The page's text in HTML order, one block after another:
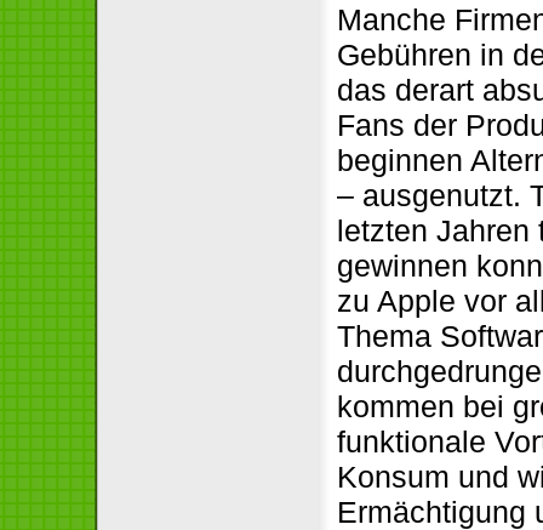
Manche
Gebühren in
das derart
Fans der
beginnen
– ausgenutzt.
letzten Jahren
gewinnen
zu Apple vor
Thema
kommen bei
funktionale
Konsum und
Ermächtigung